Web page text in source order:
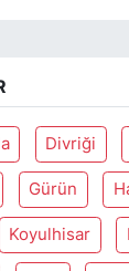
Divriği
Gürün
Koyulhisar